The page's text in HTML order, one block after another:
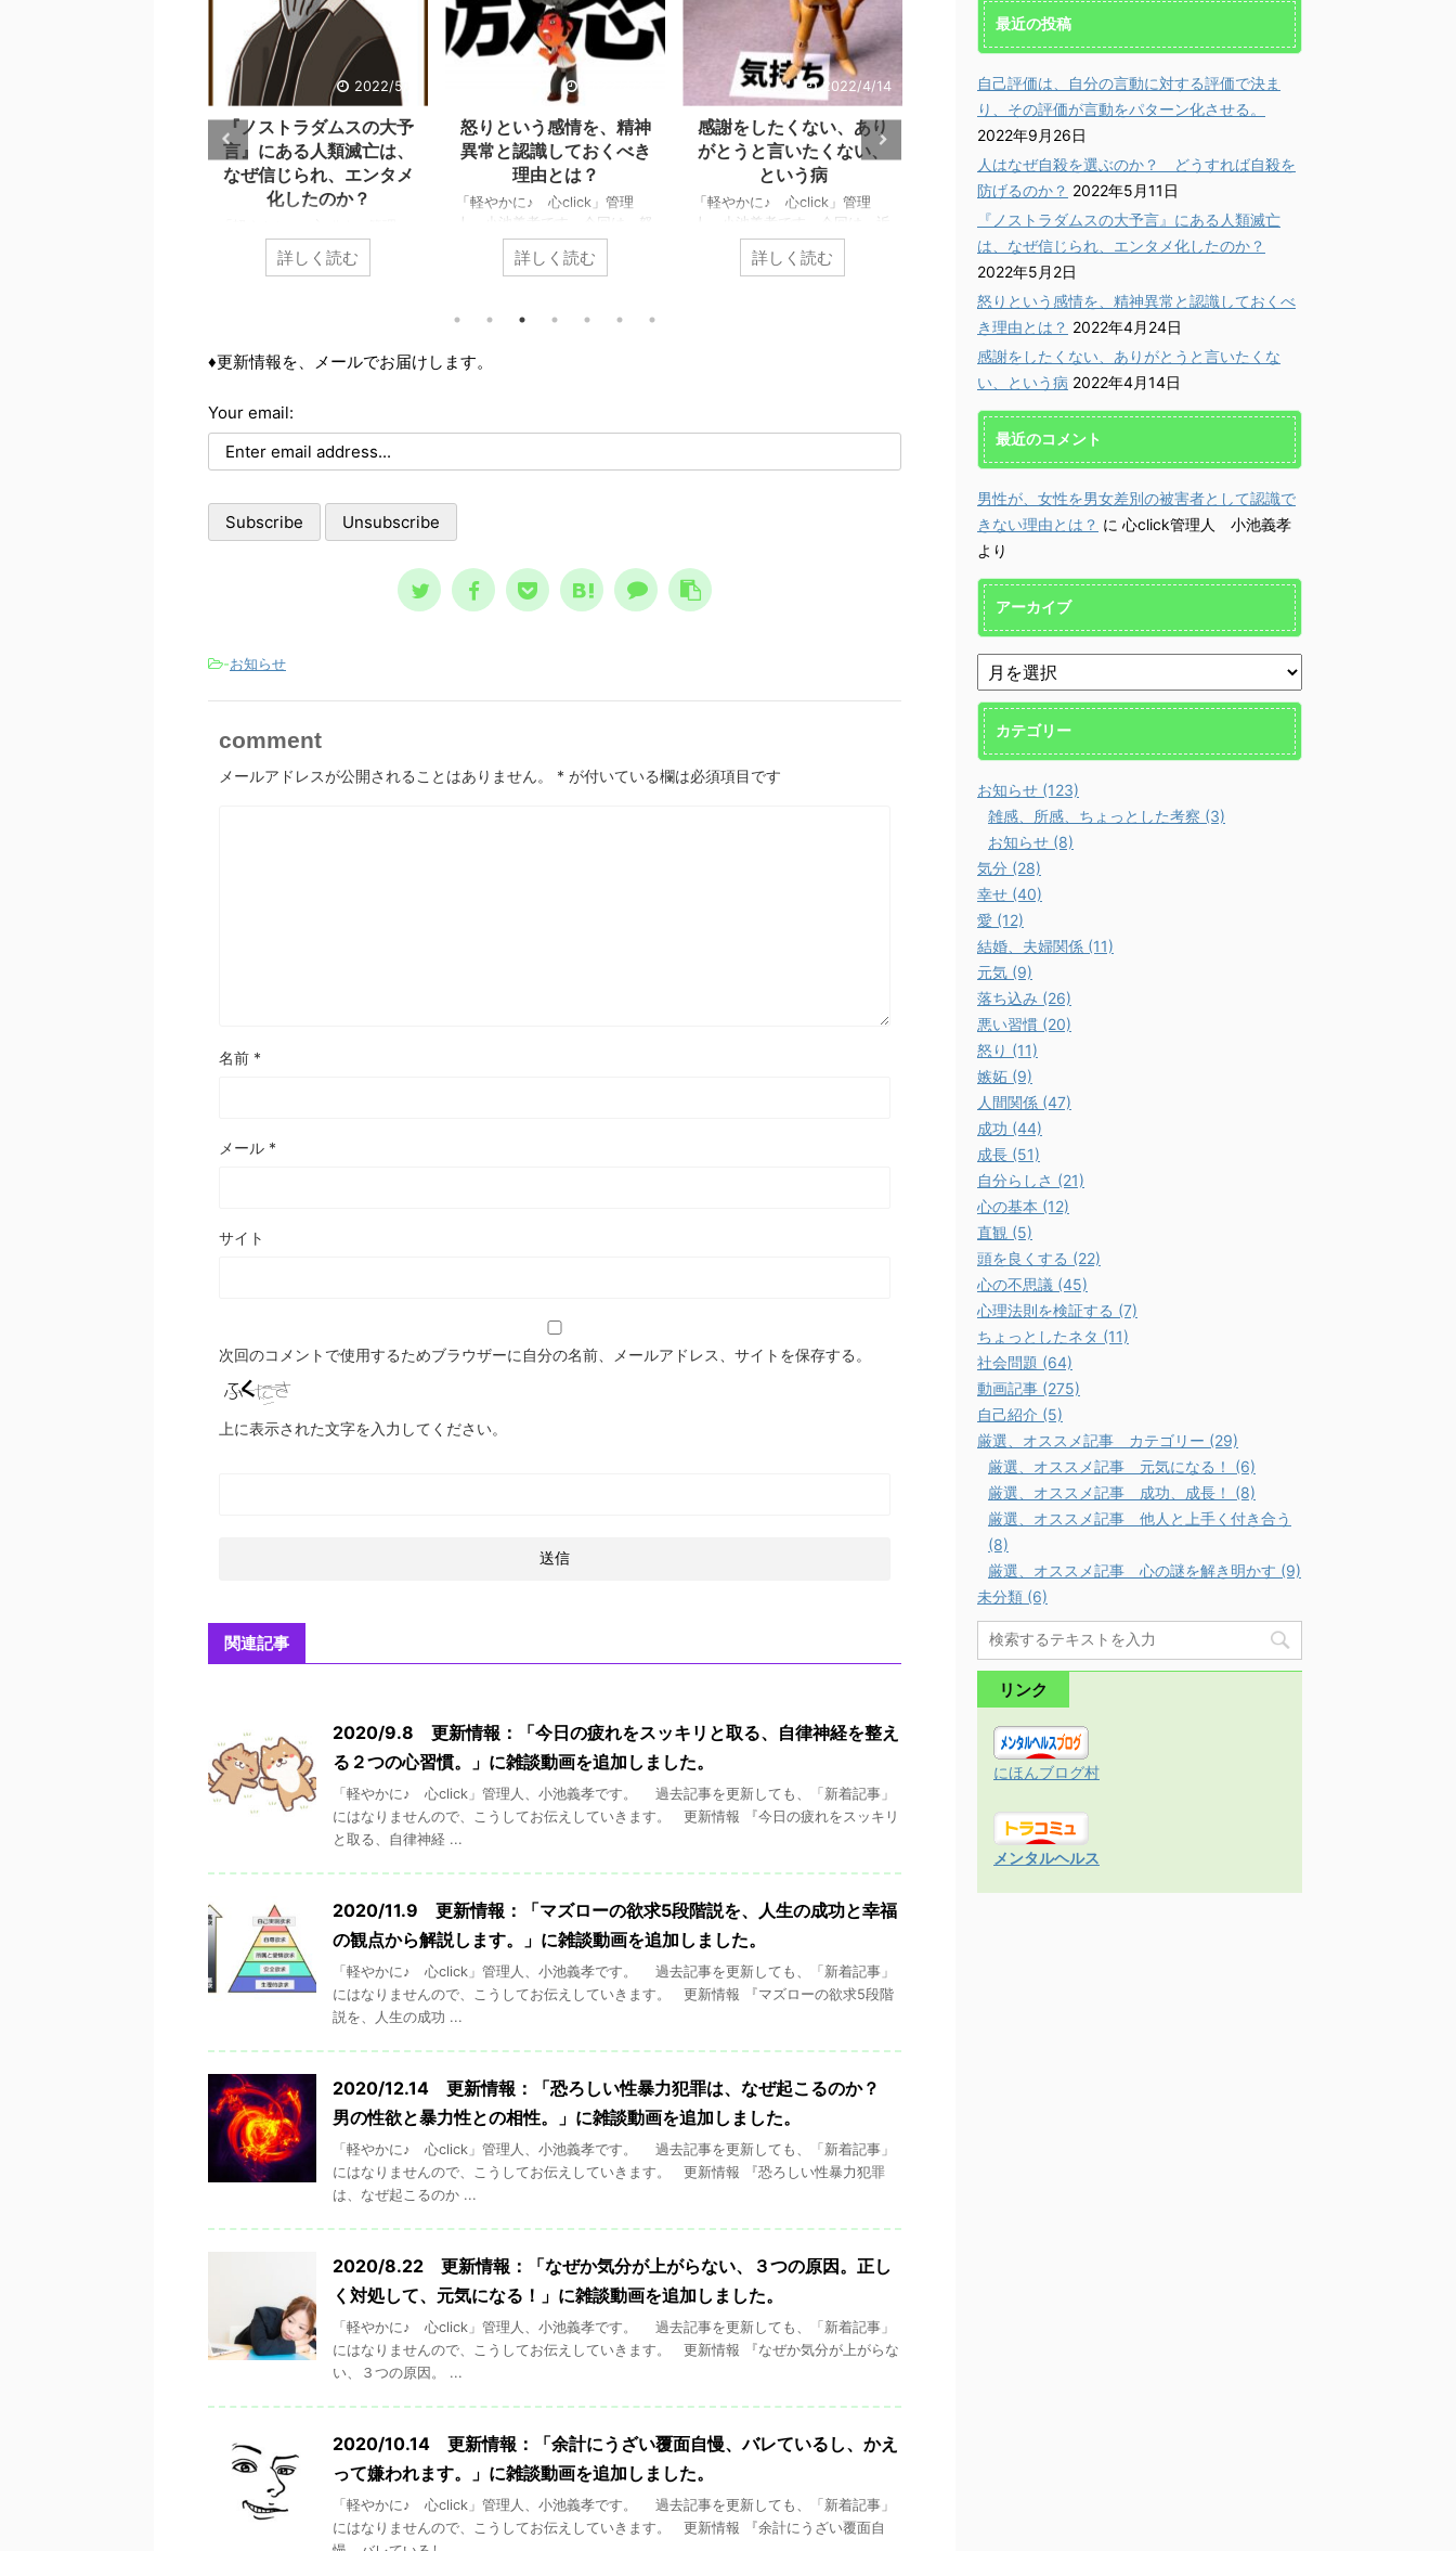
2022/5/2
『ノストラダムスの大予
言』にある人類滅亡は、
なぜ信じられ、エンタメ
化したのか？
人、小池義孝です。今回は、子
供の頃にあった『ノストラダム
多くの人が１９９９年に人類は
滅亡すると怖れ、その恐怖と不
にして思えば異様な状態でし
た。 けれどもそこには、人
類滅亡シナリオをエンタメとし
て楽しむ、奇妙な空気も存在し
の大予言は、エンタメとして親
しまれた ノストラダムスの大
詳しく読む
怒りという感情を、精神
異常と認識しておくべき
理由とは？
「軽やかに♪ 心click」管理
人、小池義孝です。今回は、怒
りの危険性についてお伝えしま
す。 怒りは、爆発的なエネ
対に必要な感情です。しかしそ
ゆえに、多大な危険性を含んで
精神異常なのか？ 精神異常
欠如を指します。理性とは、物
詳しく読む
2022/4/14
感謝をしたくない、あり
がとうと言いたくない、
という病
「軽やかに♪ 心click」管理
人、小池義孝です。今回は、近
頃で目立っている「感謝を否定
する」意見について、その根本
レイ事ではなく助け合い 人
しょうか？ 答えは簡単で、助
詳しく読む
2021/6/21
更新情報：「頑張るより
潜在能力は、楽しんで発
揮する。」に雑談動画を
追加しました。
「軽やかに♪ 心click」管理
人、小池義孝です。 過去記
事を更新しても、「新着記事」
にはなりませんので、こうして
お伝えしていきます。 更新情
報 『頑張るよりも、楽しむ方
が優秀に。潜在能力は、楽しん
で発揮する。』に、Youtube、
雑談講座を加えました。 命
の危機に瀕した際の火事場の馬
鹿力でさえも、楽しい！ が採
http://kokoro.click/tanovsgan
♦更新情報を、メールでお届
けします。 Leave Th ...
詳しく読む
止して逃げれば、心の負
債になる。」に雑談動画
を追加しました。
「軽やかに♪ 心click」管理
事を更新しても、「新着記事」
にはなりませんので、こうして
お伝えしていきます。 更新情
報 『失敗して痛い目に遭った
時、思考停止して逃げれば、心
の負債になる。』に、
Youtube、雑談講座を加えまし
た。 下手に前向きさが入っ
て正当化されている分、タチが
出し、修正しましょう。 →
http://kokoro.click/sippaiteisi
詳しく読む
♦更新情報を、メールでお届けします。
Your email:
-お知らせ
comment
メールアドレスが公開されることはありません。 * が付いている欄は必須項目です
名前 *
メール *
サイト
次回のコメントで使用するためブラウザーに自分の名前、メールアドレス、サイトを保存する。
上に表示された文字を入力してください。
関連記事
2020/9.8 更新情報：「今日の疲れをスッキリと取る、自律神経を整え
る２つの心習慣。」に雑談動画を追加しました。
「軽やかに♪ 心click」管理人、小池義孝です。 過去記事を更新しても、「新着記事」
にはなりませんので、こうしてお伝えしていきます。 更新情報 『今日の疲れをスッキリ
と取る、自律神経 ...
2020/11.9 更新情報：「マズローの欲求5段階説を、人生の成功と幸福
の観点から解説します。」に雑談動画を追加しました。
「軽やかに♪ 心click」管理人、小池義孝です。 過去記事を更新しても、「新着記事」
にはなりませんので、こうしてお伝えしていきます。 更新情報 『マズローの欲求5段階
説を、人生の成功 ...
2020/12.14 更新情報：「恐ろしい性暴力犯罪は、なぜ起こるのか？
男の性欲と暴力性との相性。」に雑談動画を追加しました。
「軽やかに♪ 心click」管理人、小池義孝です。 過去記事を更新しても、「新着記事」
にはなりませんので、こうしてお伝えしていきます。 更新情報 『恐ろしい性暴力犯罪
は、なぜ起こるのか ...
2020/8.22 更新情報：「なぜか気分が上がらない、３つの原因。正し
く対処して、元気になる！」に雑談動画を追加しました。
「軽やかに♪ 心click」管理人、小池義孝です。 過去記事を更新しても、「新着記事」
にはなりませんので、こうしてお伝えしていきます。 更新情報 『なぜか気分が上がらな
い、３つの原因。 ...
2020/10.14 更新情報：「余計にうざい覆面自慢、バレているし、かえ
って嫌われます。」に雑談動画を追加しました。
「軽やかに♪ 心click」管理人、小池義孝です。 過去記事を更新しても、「新着記事」
にはなりませんので、こうしてお伝えしていきます。 更新情報 『余計にうざい覆面自
最近の投稿
自己評価は、自分の言動に対する評価で決ま
り、その評価が言動をパターン化させる。
2022年9月26日
人はなぜ自殺を選ぶのか？ どうすれば自殺を
防げるのか？ 2022年5月11日
『ノストラダムスの大予言』にある人類滅亡
は、なぜ信じられ、エンタメ化したのか？
2022年5月2日
怒りという感情を、精神異常と認識しておくべ
き理由とは？ 2022年4月24日
感謝をしたくない、ありがとうと言いたくな
い、という病 2022年4月14日
最近のコメント
男性が、女性を男女差別の被害者として認識で
きない理由とは？ に 心click管理人 小池義孝
より
アーカイブ
カテゴリー
お知らせ (123)
雑感、所感、ちょっとした考察 (3)
お知らせ (8)
気分 (28)
幸せ (40)
愛 (12)
結婚、夫婦関係 (11)
元気 (9)
落ち込み (26)
悪い習慣 (20)
怒り (11)
嫉妬 (9)
人間関係 (47)
成功 (44)
成長 (51)
自分らしさ (21)
心の基本 (12)
直観 (5)
頭を良くする (22)
心の不思議 (45)
心理法則を検証する (7)
ちょっとしたネタ (11)
社会問題 (64)
動画記事 (275)
自己紹介 (5)
厳選、オススメ記事 カテゴリー (29)
厳選、オススメ記事 元気になる！ (6)
厳選、オススメ記事 成功、成長！ (8)
厳選、オススメ記事 他人と上手く付き合う
(8)
厳選、オススメ記事 心の謎を解き明かす (9)
未分類 (6)
リンク
にほんブログ村
メンタルヘルス